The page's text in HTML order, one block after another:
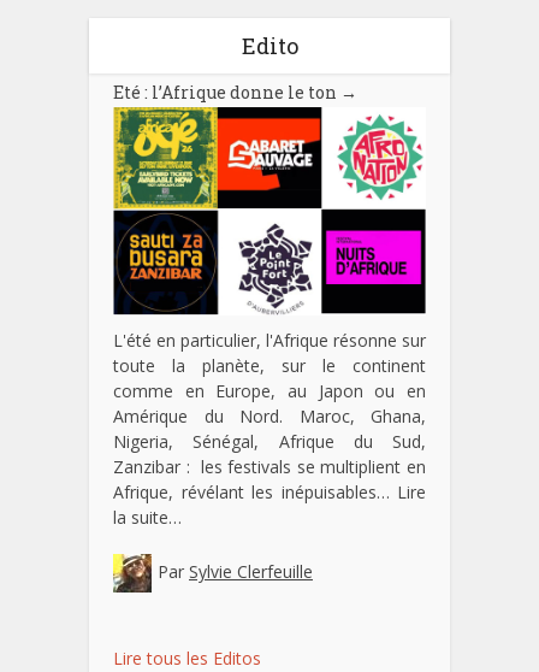
Edito
Eté : l’Afrique donne le ton →
L'été en particulier, l'Afrique résonne sur
toute la planète, sur le continent
comme en Europe, au Japon ou en
Amérique du Nord. Maroc, Ghana,
Nigeria, Sénégal, Afrique du Sud,
Zanzibar : les festivals se multiplient en
Afrique, révélant les inépuisables… Lire
la suite…
Par Sylvie Clerfeuille
Lire tous les Editos